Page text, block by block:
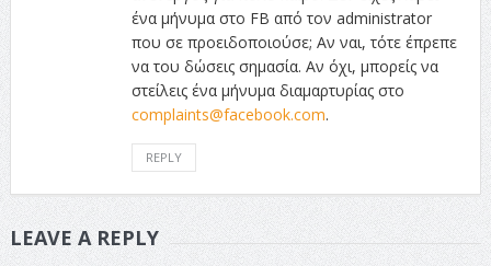
ένα μήνυμα στο FB από τον administrator
που σε προειδοποιούσε; Αν ναι, τότε έπρεπε
να του δώσεις σημασία. Αν όχι, μπορείς να
στείλεις ένα μήνυμα διαμαρτυρίας στο
complaints@facebook.com.
REPLY
LEAVE A REPLY